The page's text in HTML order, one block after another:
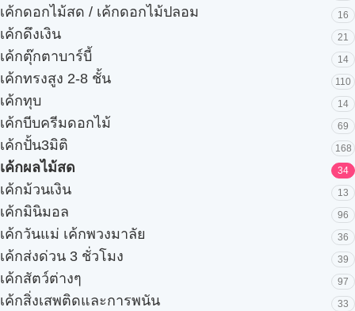
เค้กดอกไม้สด / เค้กดอกไม้ปลอม 16
เค้กดึงเงิน 21
เค้กตุ๊กตาบาร์บี้ 14
เค้กทรงสูง 2-8 ชั้น 110
เค้กทุบ 14
เค้กบีบครีมดอกไม้ 69
เค้กปั้น3มิติ 168
เค้กผลไม้สด 34
เค้กม้วนเงิน 13
เค้กมินิมอล 96
เค้กวันแม่ เค้กพวงมาลัย 36
เค้กส่งด่วน 3 ชั่วโมง 39
เค้กสัตว์ต่างๆ 97
เค้กสิ่งเสพติดและการพนัน 33